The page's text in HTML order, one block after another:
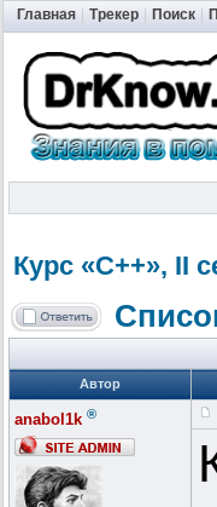
Главная Трекер Поиск
Курс «C++», II
Автор
anabol1k ®